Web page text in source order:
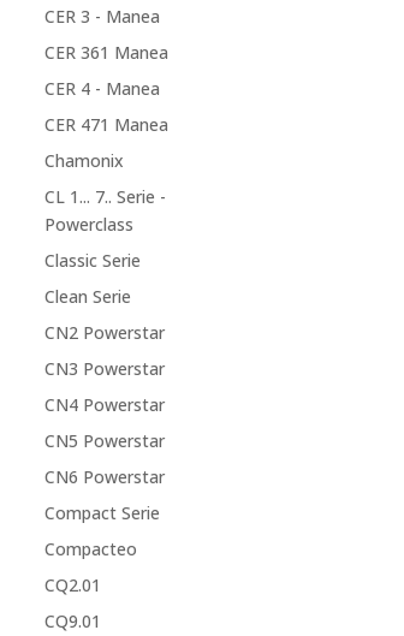
CER 3 - Manea
CER 361 Manea
CER 4 - Manea
CER 471 Manea
Chamonix
CL 1... 7.. Serie -
Powerclass
Classic Serie
Clean Serie
CN2 Powerstar
CN3 Powerstar
CN4 Powerstar
CN5 Powerstar
CN6 Powerstar
Compact Serie
Compacteo
CQ2.01
CQ9.01